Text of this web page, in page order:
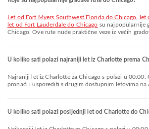
let od Fort Myers Southwest Florida do Chicago let
let od Fort Lauderdale do Chicago su najpopularnije
Chicago. Ove rute nude praktične veze iz većih
U koliko sati polazi najraniji let iz Charlotte prema
Najraniji let iz Charlotte za Chicago s polazi u 00:00. Ovaj red letenja možete
pronaći i usporediti s drugim dostupnim letovima na
U koliko sati polazi posljednji let od Charlotte do